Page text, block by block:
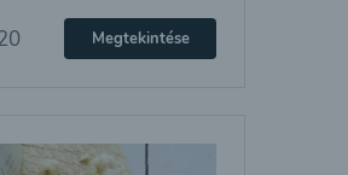
Megtekintése